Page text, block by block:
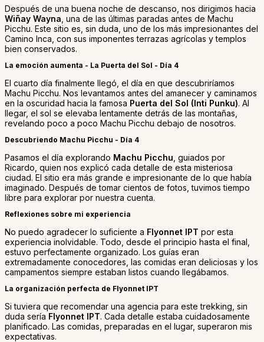
Después de una buena noche de descanso, nos dirigimos hacia
Wiñay Wayna , una de las últimas paradas antes de Machu
Picchu. Este sitio es, sin duda, uno de los más impresionantes del
Camino Inca, con sus imponentes terrazas agrícolas y templos
bien conservados.
La emoción aumenta - La Puerta del Sol - Día 4
El cuarto día finalmente llegó, el día en que descubriríamos
Machu Picchu. Nos levantamos antes del amanecer y caminamos
en la oscuridad hacia la famosa Puerta del Sol (Inti Punku). Al
llegar, el sol se elevaba lentamente detrás de las montañas,
revelando poco a poco Machu Picchu debajo de nosotros.
Descubriendo Machu Picchu - Día 4
Pasamos el día explorando Machu Picchu , guiados por
Ricardo, quien nos explicó cada detalle de esta misteriosa
ciudad. El sitio era más grande e impresionante de lo que había
imaginado. Después de tomar cientos de fotos, tuvimos tiempo
libre para explorar por nuestra cuenta.
Reflexiones sobre mi experiencia
No puedo agradecer lo suficiente a Flyonnet IPT por esta
experiencia inolvidable. Todo, desde el principio hasta el final,
estuvo perfectamente organizado. Los guías eran
extremadamente conocedores, las comidas eran deliciosas y los
campamentos siempre estaban listos cuando llegábamos.
La organización perfecta de Flyonnet IPT
Si tuviera que recomendar una agencia para este trekking, sin
duda sería Flyonnet IPT. Cada detalle estaba cuidadosamente
planificado. Las comidas, preparadas en el lugar, superaron mis
expectativas.